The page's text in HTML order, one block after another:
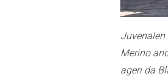
Juvenalen
Merino
ageri da